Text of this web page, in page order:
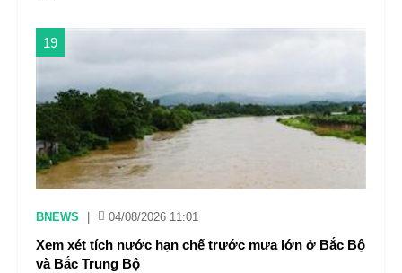
19
BNEWS 04/08/2026 11:01
Xem xét tích nước hạn chế trước mưa lớn ở Bắc Bộ
và Bắc Trung Bộ